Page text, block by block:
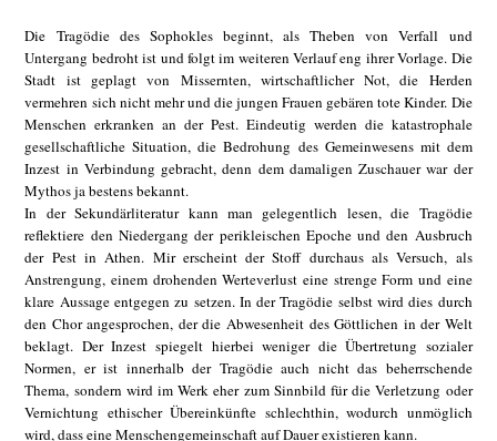
Die Tragödie des Sophokles beginnt, als Theben von Verfall und
Untergang bedroht ist und folgt im weiteren Verlauf eng ihrer Vorlage. Die
Stadt ist geplagt von Missernten, wirtschaftlicher Not, die Herden
vermehren sich nicht mehr und die jungen Frauen gebären tote Kinder. Die
Menschen erkranken an der Pest. Eindeutig werden die katastrophale
gesellschaftliche Situation, die Bedrohung des Gemeinwesens mit dem
Inzest in Verbindung gebracht, denn dem damaligen Zuschauer war der
Mythos ja bestens bekannt.
In der Sekundärliteratur kann man gelegentlich lesen, die Tragödie
reflektiere den Niedergang der perikleischen Epoche und den Ausbruch
der Pest in Athen. Mir erscheint der Stoff durchaus als Versuch, als
Anstrengung, einem drohenden Werteverlust eine strenge Form und eine
klare Aussage entgegen zu setzen. In der Tragödie selbst wird dies durch
den Chor angesprochen, der die Abwesenheit des Göttlichen in der Welt
beklagt. Der Inzest spiegelt hierbei weniger die Übertretung sozialer
Normen, er ist innerhalb der Tragödie auch nicht das beherrschende
Thema, sondern wird im Werk eher zum Sinnbild für die Verletzung oder
Vernichtung ethischer Übereinkünfte schlechthin, wodurch unmöglich
wird, dass eine Menschengemeinschaft auf Dauer existieren kann.